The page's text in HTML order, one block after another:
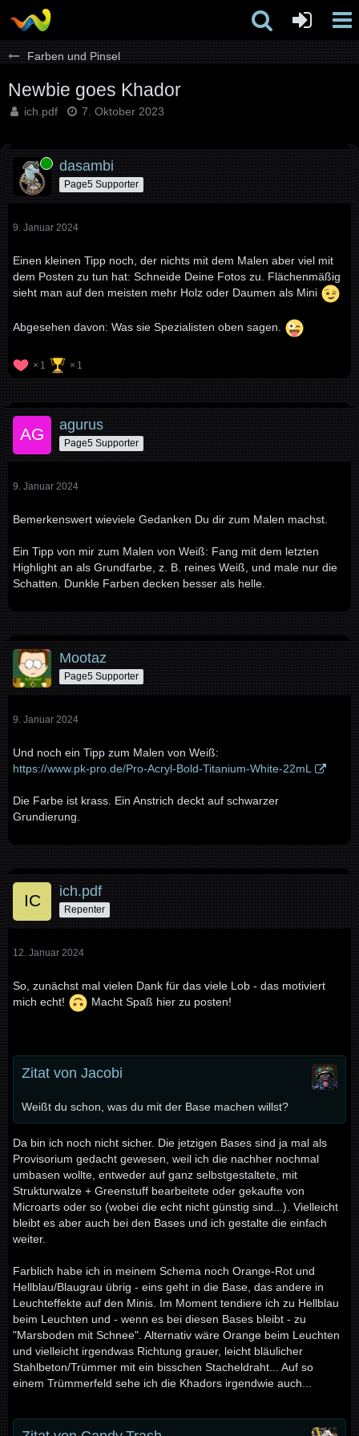
Farben und Pinsel
Newbie goes Khador
ich.pdf 7. Oktober 2023
Online dasambi
Page5 Supporter
9. Januar 2024
Einen kleinen Tipp noch, der nichts mit dem Malen aber viel mit
dem Posten zu tun hat: Schneide Deine Fotos zu. Flächenmäßig
sieht man auf den meisten mehr Holz oder Daumen als Mini
Abgesehen davon: Was sie Spezialisten oben sagen.
1 1
agurus
Page5 Supporter
9. Januar 2024
Bemerkenswert wieviele Gedanken Du dir zum Malen machst.
Ein Tipp von mir zum Malen von Weiß: Fang mit dem letzten
Highlight an als Grundfarbe, z. B. reines Weiß, und male nur die
Schatten. Dunkle Farben decken besser als helle.
Mootaz
Page5 Supporter
9. Januar 2024
Und noch ein Tipp zum Malen von Weiß:
https://www.pk-pro.de/Pro-Acryl-Bold-Titanium-White-22mL
Die Farbe ist krass. Ein Anstrich deckt auf schwarzer
Grundierung.
ich.pdf
Repenter
12. Januar 2024
So, zunächst mal vielen Dank für das viele Lob - das motiviert
mich echt!
Macht Spaß hier zu posten!
Zitat von Jacobi
Weißt du schon, was du mit der Base machen willst?
Da bin ich noch nicht sicher. Die jetzigen Bases sind ja mal als
Provisorium gedacht gewesen, weil ich die nachher nochmal
umbasen wollte, entweder auf ganz selbstgestaltete, mit
Strukturwalze + Greenstuff bearbeitete oder gekaufte von
Microarts oder so (wobei die echt nicht günstig sind...). Vielleicht
bleibt es aber auch bei den Bases und ich gestalte die einfach
weiter.
Farblich habe ich in meinem Schema noch Orange-Rot und
Hellblau/Blaugrau übrig - eins geht in die Base, das andere in
Leuchteffekte auf den Minis. Im Moment tendiere ich zu Hellblau
beim Leuchten und - wenn es bei diesen Bases bleibt - zu
"Marsboden mit Schnee". Alternativ wäre Orange beim Leuchten
und vielleicht irgendwas Richtung grauer, leicht bläulicher
Stahlbeton/Trümmer mit ein bisschen Stacheldraht... Auf so
einem Trümmerfeld sehe ich die Khadors irgendwie auch...